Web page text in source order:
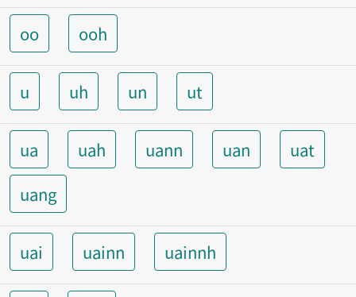
oo ooh
u uh un ut
ua uah uann uan
uat
uang
uai uainn uainnh